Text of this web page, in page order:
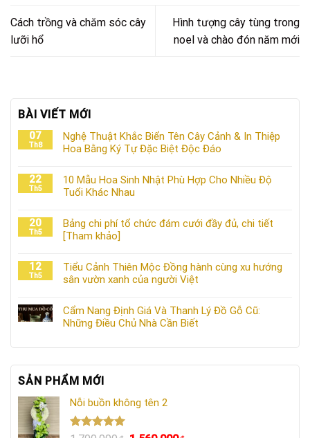
Cách trồng và chăm sóc cây
lưỡi hổ
Hình tượng cây tùng trong
noel và chào đón năm mới
BÀI VIẾT MỚI
07
Th8
Nghệ Thuật Khắc Biển Tên Cây Cảnh & In Thiệp
Hoa Bằng Ký Tự Đặc Biệt Độc Đáo
22
Th5
10 Mẫu Hoa Sinh Nhật Phù Hợp Cho Nhiều Độ
Tuổi Khác Nhau
20
Th5
Bảng chi phí tổ chức đám cưới đầy đủ, chi tiết
[Tham khảo]
12
Th5
Tiểu Cảnh Thiên Mộc Đồng hành cùng xu hướng
sân vườn xanh của người Việt
Cẩm Nang Định Giá Và Thanh Lý Đồ Gỗ Cũ:
Những Điều Chủ Nhà Cần Biết
SẢN PHẨM MỚI
Nỗi buồn không tên 2